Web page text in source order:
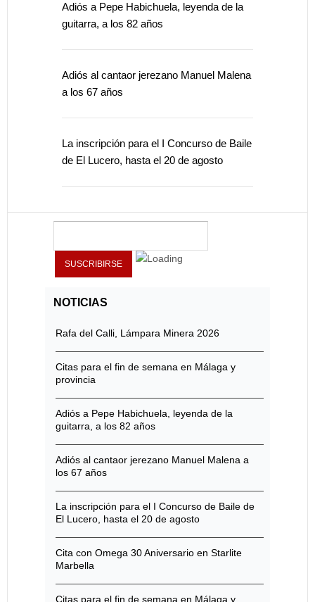
Adiós a Pepe Habichuela, leyenda de la
guitarra, a los 82 años
Adiós al cantaor jerezano Manuel Malena
a los 67 años
La inscripción para el I Concurso de Baile
de El Lucero, hasta el 20 de agosto
NOTICIAS
Rafa del Calli, Lámpara Minera 2026
Citas para el fin de semana en Málaga y
provincia
Adiós a Pepe Habichuela, leyenda de la
guitarra, a los 82 años
Adiós al cantaor jerezano Manuel Malena a
los 67 años
La inscripción para el I Concurso de Baile de
El Lucero, hasta el 20 de agosto
Cita con Omega 30 Aniversario en Starlite
Marbella
Citas para el fin de semana en Málaga y